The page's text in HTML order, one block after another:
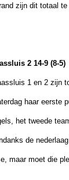
zijn dit totaal
2 14-9 (8-5)
1 en 2 zijn
haar eerste
het tweede
de
maar moet die